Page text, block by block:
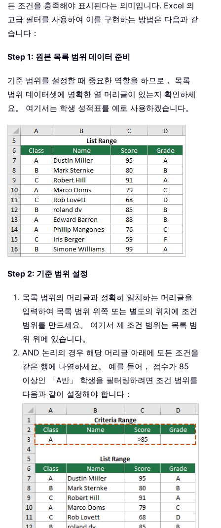
든 조건을 충족해야 표시된다는 의미입니다. Excel 의
고급 필터를 사용하여 이를 구현하는 방법은 다음과 같
습니다：
Step 1: 원본 목록 범위 데이터 준비
기준 범위를 설정할 때 중요한 역할을 하므로， 목록
범위 데이터셋에 명확한 열 머리글이 있는지 확인하세
요。 여기서는 학생 성적표를 예로 사용하겠습니다。
Step 2: 기준 범위 설정
목록 범위의 머리글과 정확히 일치하는 머리글을
입력하여 목록 범위 위쪽 또는 별도의 위치에 조건
범위를 만드세요。 여기서 제 조건 범위는 목록 범
위 위에 있습니다。
AND 논리의 경우 해당 머리글 아래에 모든 조건을
같은 행에 나열하세요。 예를 들어， 점수가 85
이상인 「A반」 학생을 필터링하려면 조건 범위를
다음과 같이 설정해야 합니다：